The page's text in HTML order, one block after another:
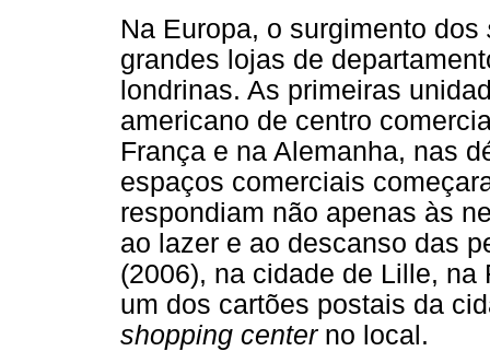
Na Europa, o surgimento dos
grandes lojas de
londrinas. As primeiras
americano de centro
França e na Alemanha, nas
espaços comerciais
respondiam não apenas às
ao lazer e ao descanso das
(2006), na cidade de Lille,
um dos cartões postais da
shopping center no local.